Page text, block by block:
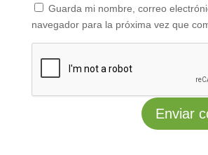
Guarda mi nombre, correo
navegador para la próxima vez que